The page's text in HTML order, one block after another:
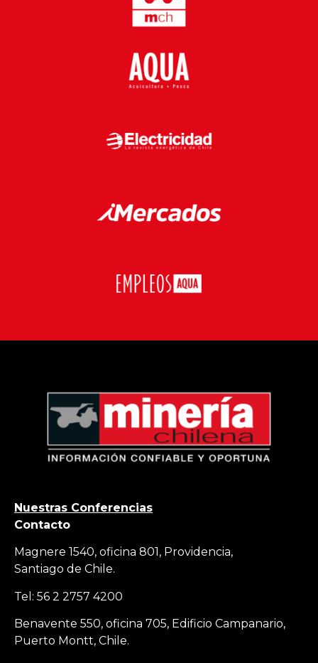
Nuestras Conferencias
Contacto
Magnere 1540, oficina 801, Providencia,
Santiago de Chile.
Tel: 56 2 2757 4200
Benavente 550, oficina 705, Edificio Campanario,
Puerto Montt, Chile.